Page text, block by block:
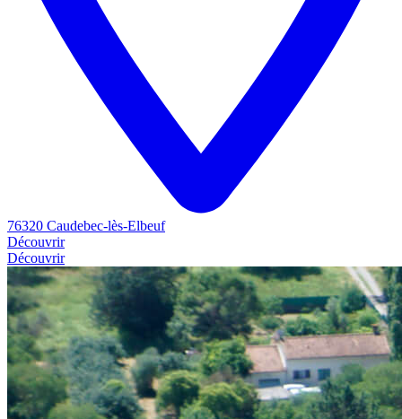
76320 Caudebec-lès-Elbeuf
Découvrir
Découvrir